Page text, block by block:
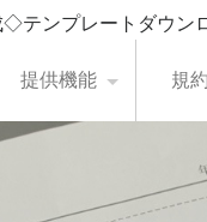
テンプレートダウ
提供機能 規